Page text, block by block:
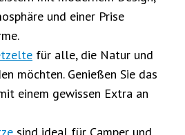
und einer Prise
für alle, die Natur und
möchten. Genießen Sie das
einem gewissen Extra an